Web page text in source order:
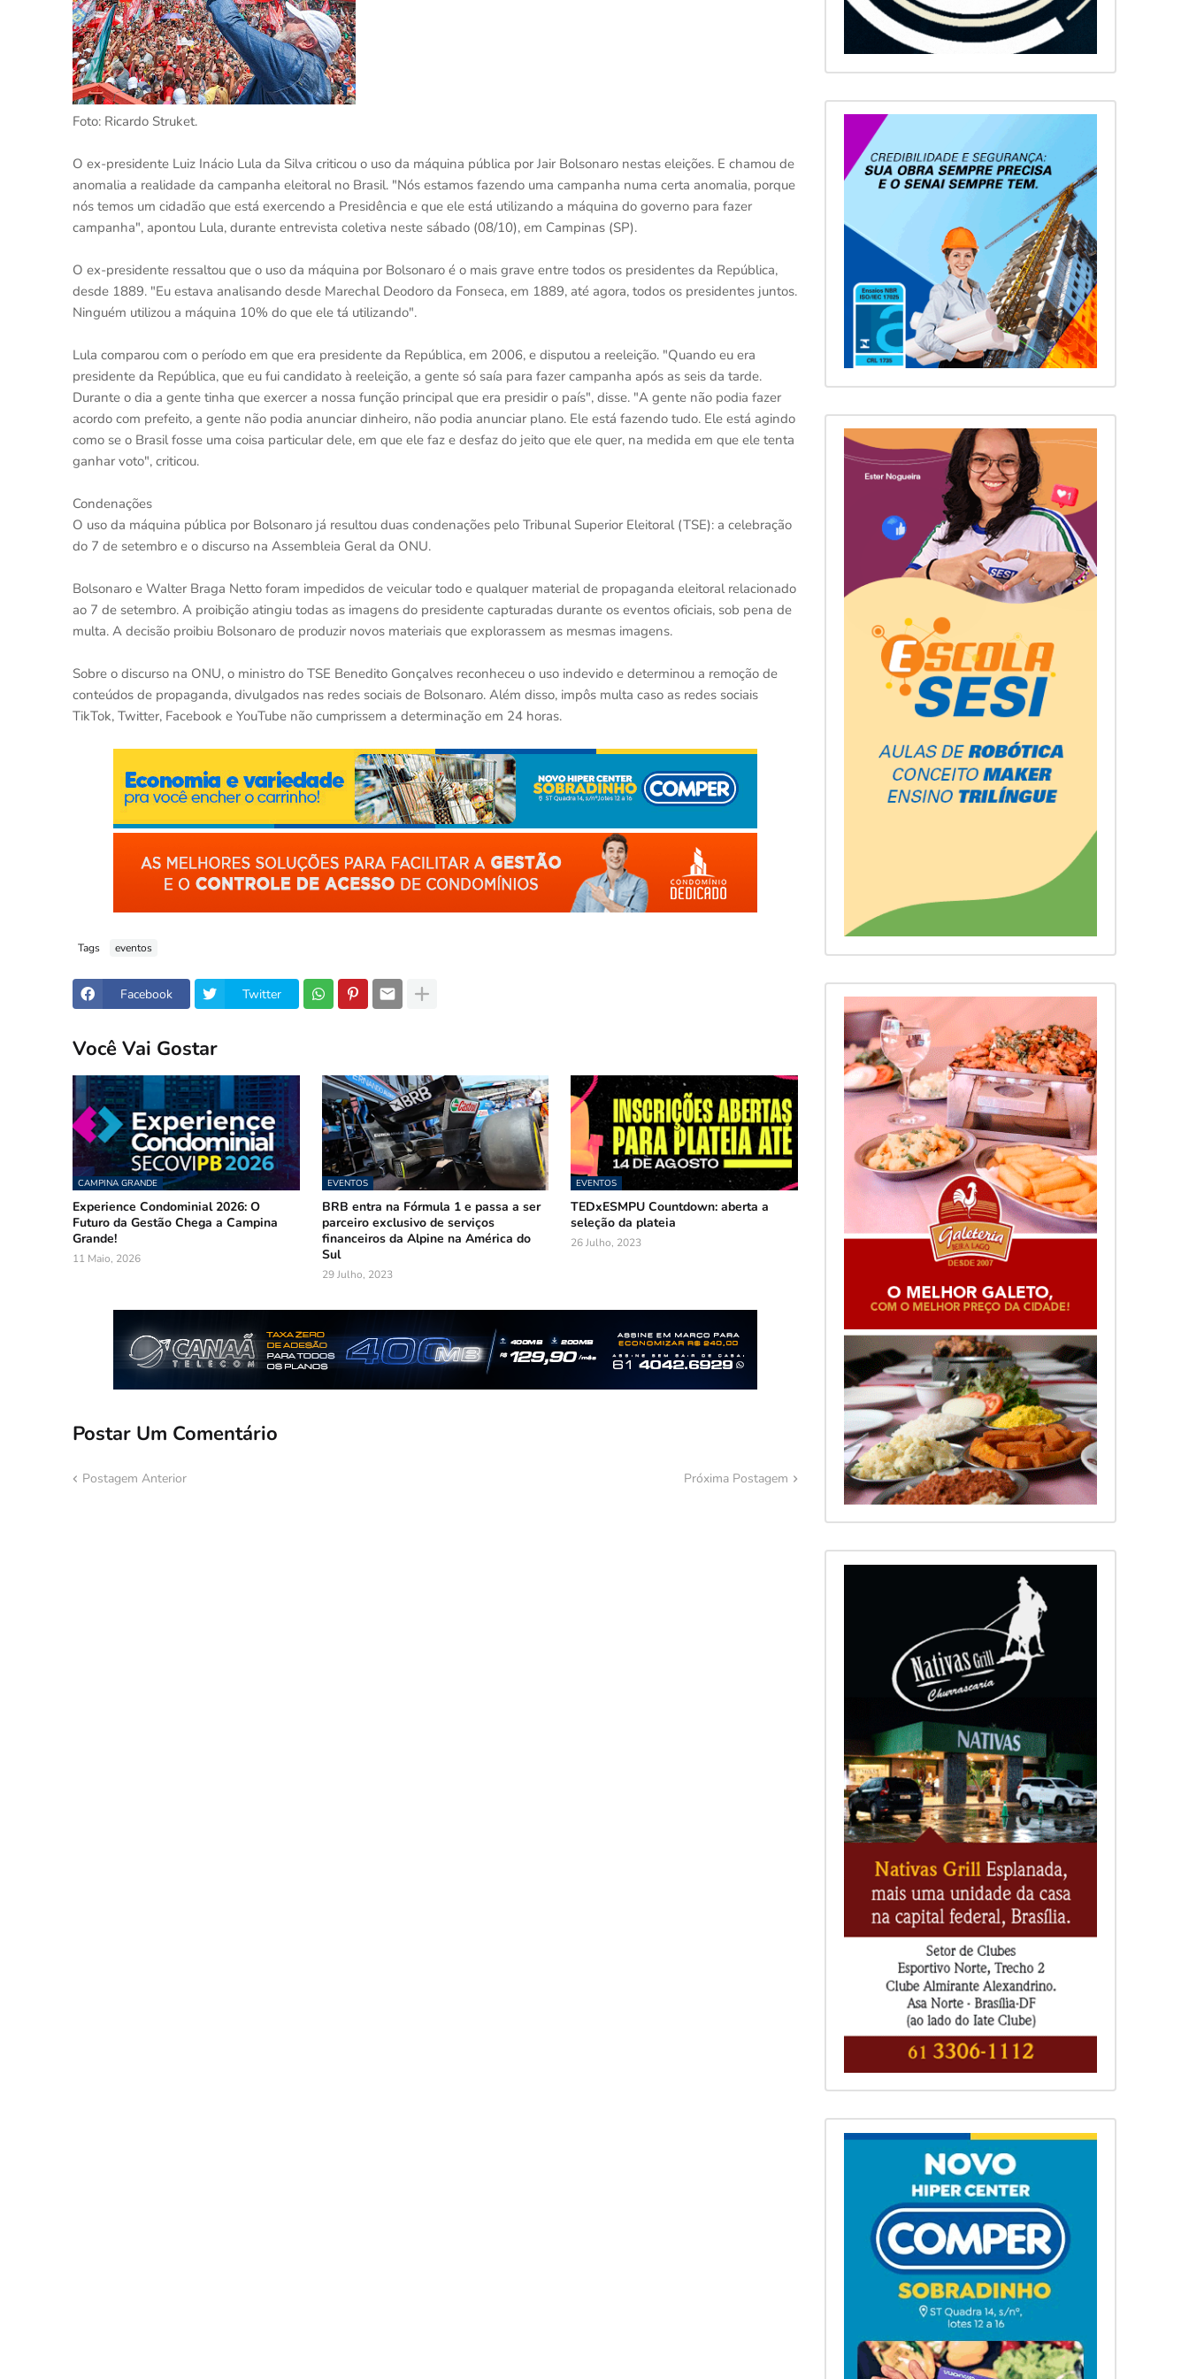
Foto: Ricardo Struket.
O ex-presidente Luiz Inácio Lula da Silva criticou o uso da máquina pública por Jair Bolsonaro nestas eleições. E chamou de
anomalia a realidade da campanha eleitoral no Brasil. "Nós estamos fazendo uma campanha numa certa anomalia, porque
nós temos um cidadão que está exercendo a Presidência e que ele está utilizando a máquina do governo para fazer
campanha", apontou Lula, durante entrevista coletiva neste sábado (08/10), em Campinas (SP).
O ex-presidente ressaltou que o uso da máquina por Bolsonaro é o mais grave entre todos os presidentes da República,
desde 1889. "Eu estava analisando desde Marechal Deodoro da Fonseca, em 1889, até agora, todos os presidentes juntos.
Ninguém utilizou a máquina 10% do que ele tá utilizando".
Lula comparou com o período em que era presidente da República, em 2006, e disputou a reeleição. "Quando eu era
presidente da República, que eu fui candidato à reeleição, a gente só saía para fazer campanha após as seis da tarde.
Durante o dia a gente tinha que exercer a nossa função principal que era presidir o país", disse. "A gente não podia fazer
acordo com prefeito, a gente não podia anunciar dinheiro, não podia anunciar plano. Ele está fazendo tudo. Ele está agindo
como se o Brasil fosse uma coisa particular dele, em que ele faz e desfaz do jeito que ele quer, na medida em que ele tenta
ganhar voto", criticou.
Condenações
O uso da máquina pública por Bolsonaro já resultou duas condenações pelo Tribunal Superior Eleitoral (TSE): a celebração
do 7 de setembro e o discurso na Assembleia Geral da ONU.
Bolsonaro e Walter Braga Netto foram impedidos de veicular todo e qualquer material de propaganda eleitoral relacionado
ao 7 de setembro. A proibição atingiu todas as imagens do presidente capturadas durante os eventos oficiais, sob pena de
multa. A decisão proibiu Bolsonaro de produzir novos materiais que explorassem as mesmas imagens.
Sobre o discurso na ONU, o ministro do TSE Benedito Gonçalves reconheceu o uso indevido e determinou a remoção de
conteúdos de propaganda, divulgados nas redes sociais de Bolsonaro. Além disso, impôs multa caso as redes sociais
TikTok, Twitter, Facebook e YouTube não cumprissem a determinação em 24 horas.
Tags eventos
Facebook Twitter
Você Vai Gostar
CAMPINA GRANDE
Experience Condominial 2026: O
Futuro da Gestão Chega a Campina
Grande!
11 Maio, 2026
EVENTOS
BRB entra na Fórmula 1 e passa a ser
parceiro exclusivo de serviços
financeiros da Alpine na América do
Sul
29 Julho, 2023
EVENTOS
TEDxESMPU Countdown: aberta a
seleção da plateia
26 Julho, 2023
Postar Um Comentário
Postagem Anterior Próxima Postagem